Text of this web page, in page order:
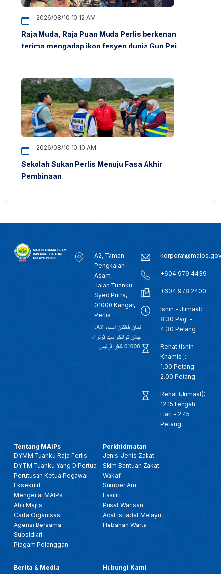
2026/08/10 10:12 AM
Raja Muda, Raja Puan Muda Perlis berkenan
terima mengadap ikon fesyen dunia Guo Pei
2026/08/10 10:10 AM
Sekolah Sukan Perlis Menuju Fasa Akhir
Pembinaan
A2, Taman
Pengkalan
Asam,
Jalan Tuanku
Syed Putra,
01000 Kangar,
Perlis
+604 979 4439
+604 978 2400
Isnin - Jumaat:
8.30 Pagi -
4:30 Petang
Rehat (Isnin -
Khamis ):
1.00 Petang -
2.00 Petang
Rehat (Jumaat):
12.15Tengah
Hari - 2.45
Petang
Tentang MAIPs
DYMM Tuanku Raja Perlis
DYTM Tuanku Yang DiPertua
Perutusan Ketua Pegawai
Eksekutif
Mengenai MAIPs
Ahli Majlis
Carta Organisasi
Agensi Bersama
Subsidiari
Piagam Pelanggan
Perkhidmatan
Jenis-Jenis Zakat
Skim Bantuan Zakat
Wakaf
Sumber Am
Fasiliti
Pusat Warisan
Adat Istiadat Melayu
Hebahan Warta
Berita & Media
Hubungi Kami